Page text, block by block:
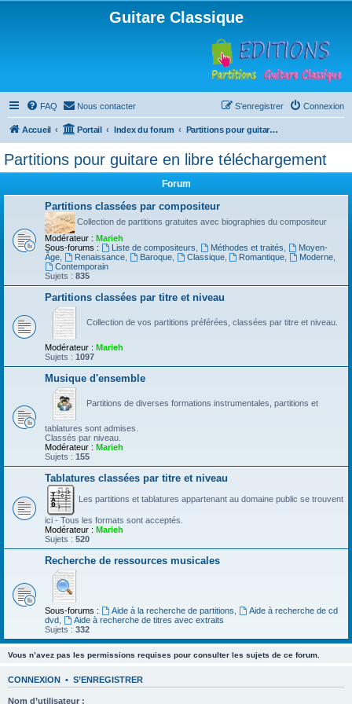
Guitare Classique
FAQ Nous contacter Connexion
S’enregistrer
Accueil Portail Index du forum Partitions pour guitare en libre téléchargement
Partitions pour guitare en libre téléchargement
Forum
Partitions classées par compositeur
Collection de partitions gratuites avec biographies du compositeur
Modérateur : Marieh
Sous-forums :
Liste de compositeurs Méthodes et traités
Moyen-
Âge
Renaissance, Baroque, Classique, Romantique Moderne
Contemporain
Sujets : 835
Partitions classées par titre et niveau
Collection de vos partitions préférées, classées par titre et niveau.
Modérateur : Marieh
Sujets : 1097
Musique d'ensemble
Partitions de diverses formations instrumentales, partitions et
tablatures sont admises.
Classés par niveau.
Modérateur : Marieh
Sujets : 155
Tablatures classées par titre et niveau
Les partitions et tablatures appartenant au domaine public se trouvent
ici - Tous les formats sont acceptés.
Modérateur : Marieh
Sujets : 520
Recherche de ressources musicales
Sous-forums : Aide à la recherche de partitions
Aide à recherche de cd
dvd
Aide à recherche de titres avec extraits
Sujets : 332
Vous n’avez pas les permissions requises pour consulter les sujets de ce forum.
CONNEXION • S’ENREGISTRER
Nom d’utilisateur :